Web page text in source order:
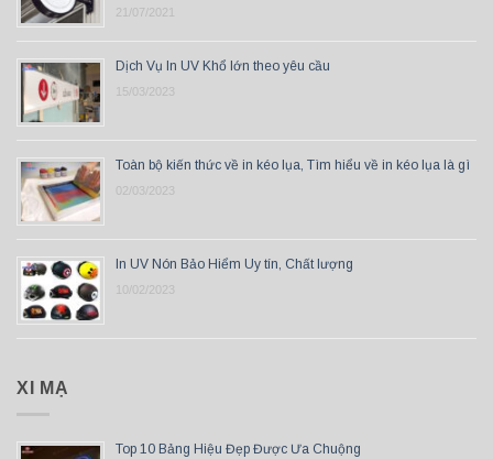
21/07/2021
Dịch Vụ In UV Khổ lớn theo yêu cầu
15/03/2023
Toàn bộ kiến thức về in kéo lụa, Tìm hiểu về in kéo lụa là gì
02/03/2023
In UV Nón Bảo Hiểm Uy tín, Chất lượng
10/02/2023
XI MẠ
Top 10 Bảng Hiệu Đẹp Được Ưa Chuộng